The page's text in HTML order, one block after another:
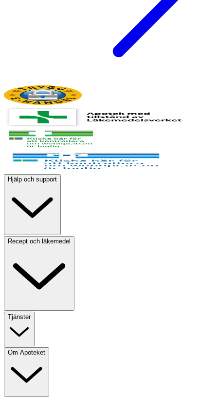
Hjälp och support
Recept och läkemedel
Tjänster
Om Apoteket